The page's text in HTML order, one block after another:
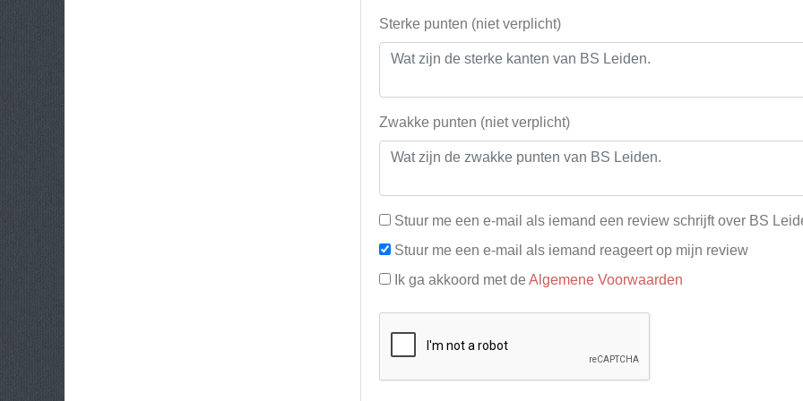
Sterke punten (niet verplicht)
Zwakke punten (niet verplicht)
Stuur me een e-mail als iemand een review schrijft over BS
Stuur me een e-mail als iemand reageert op mijn review
Ik ga akkoord met de Algemene Voorwaarden